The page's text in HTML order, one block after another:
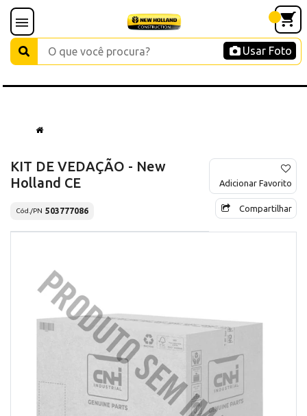
Usar Foto
KIT DE VEDAÇÃO - New
Holland CE
Cód./PN 503777086
Adicionar Favorito
Compartilhar